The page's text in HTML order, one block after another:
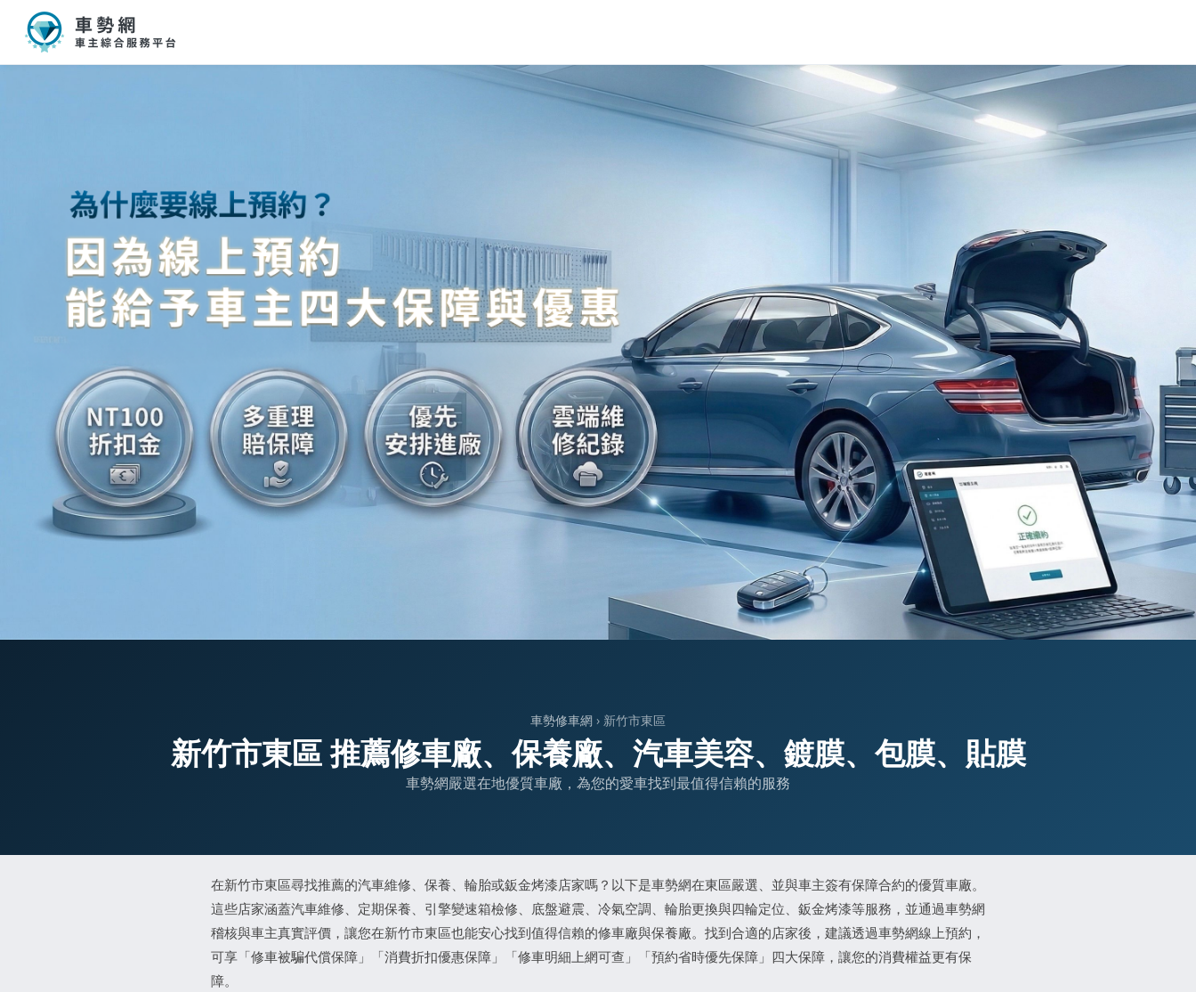
車勢修車網 › 新竹市東區
新竹市東區 推薦修車廠、保養廠、汽車美容、鍍膜、包膜、貼膜
車勢網嚴選在地優質車廠，為您的愛車找到最值得信賴的服務
在新竹市東區尋找推薦的汽車維修、保養、輪胎或鈑金烤漆店家嗎？以下是車勢網在東區嚴選、並與車主簽有保障合約的優質車廠。
這些店家涵蓋汽車維修、定期保養、引擎變速箱檢修、底盤避震、冷氣空調、輪胎更換與四輪定位、鈑金烤漆等服務，並通過車勢網
稽核與車主真實評價，讓您在新竹市東區也能安心找到值得信賴的修車廠與保養廠。找到合適的店家後，建議透過車勢網線上預約，
可享「修車被騙代償保障」「消費折扣優惠保障」「修車明細上網可查」「預約省時優先保障」四大保障，讓您的消費權益更有保
障。